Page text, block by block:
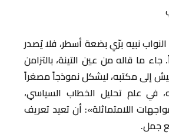
نبيه برّي بضعة أسطر، فلا يُصدر
جاء ما قاله من عين التينة، بالتزامن
إلى مكتبه، ليشكل نموذجاً مصغراً
في علم تحليل الخطاب السياسي،
اللامتماثلة»: أن تعيد تعريف
جمل.